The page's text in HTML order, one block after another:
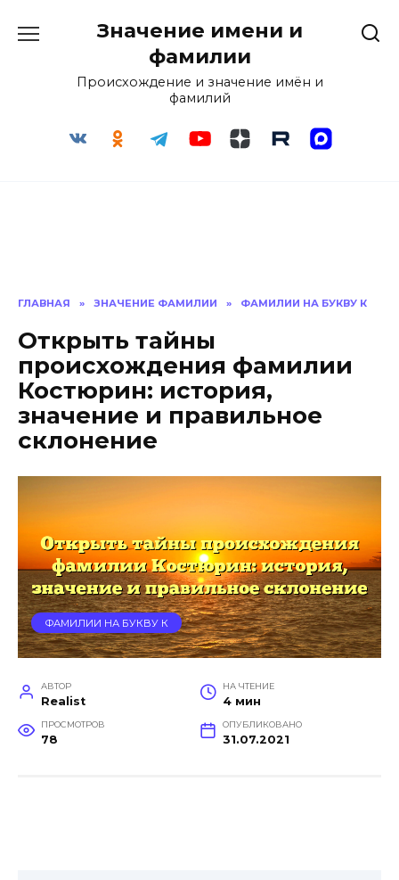
Значение имени и
фамилии
Происхождение и значение имён и
фамилий
ГЛАВНАЯ » ЗНАЧЕНИЕ ФАМИЛИИ » ФАМИЛИИ НА БУКВУ К
Открыть тайны
происхождения фамилии
Костюрин: история,
значение и правильное
склонение
ФАМИЛИИ НА БУКВУ К
АВТОР
Realist
НА ЧТЕНИЕ
4 мин
ПРОСМОТРОВ
78
ОПУБЛИКОВАНО
31.07.2021